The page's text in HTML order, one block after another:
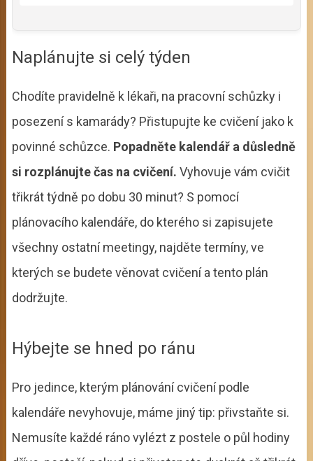
Naplánujte si celý týden
Chodíte pravidelně k lékaři, na pracovní schůzky i
posezení s kamarády? Přistupujte ke cvičení jako k
povinné schůzce. Popadněte kalendář a důsledně
si rozplánujte čas na cvičení. Vyhovuje vám cvičit
třikrát týdně po dobu 30 minut? S pomocí
plánovacího kalendáře, do kterého si zapisujete
všechny ostatní meetingy, najděte termíny, ve
kterých se budete věnovat cvičení a tento plán
dodržujte.
Hýbejte se hned po ránu
Pro jedince, kterým plánování cvičení podle
kalendáře nevyhovuje, máme jiný tip: přivstaňte si.
Nemusíte každé ráno vylézt z postele o půl hodiny